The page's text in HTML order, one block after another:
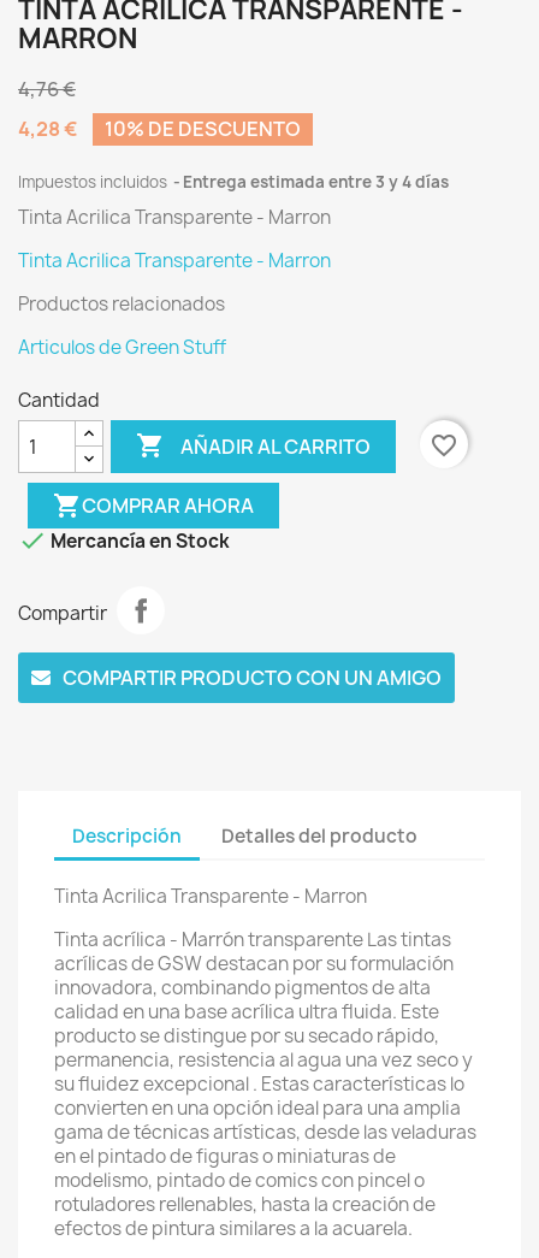
TINTA ACRILICA TRANSPARENTE -
MARRON
4,76 €
4,28 €
10% DE DESCUENTO
Impuestos incluidos Entrega estimada entre 3 y 4 días
Tinta Acrilica Transparente - Marron
Tinta Acrilica Transparente - Marron
Productos relacionados
Articulos de Green Stuff
Cantidad
 AÑADIR AL CARRITO favorite_border
shopping_cartCOMPRAR AHORA
 Mercancía en Stock
Compartir
COMPARTIR PRODUCTO CON UN AMIGO
Descripción Detalles del producto
Tinta Acrilica Transparente - Marron
Tinta acrílica - Marrón transparente Las tintas
acrílicas de GSW destacan por su formulación
innovadora, combinando pigmentos de alta
calidad en una base acrílica ultra fluida. Este
producto se distingue por su secado rápido,
permanencia, resistencia al agua una vez seco y
su fluidez excepcional . Estas características lo
convierten en una opción ideal para una amplia
gama de técnicas artísticas, desde las veladuras
en el pintado de figuras o miniaturas de
modelismo, pintado de comics con pincel o
rotuladores rellenables, hasta la creación de
efectos de pintura similares a la acuarela.